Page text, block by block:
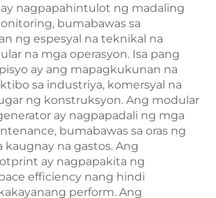
nagpapahintulot ng madaling
bumabawas sa
ng espesyal na teknikal na
na mga operasyon. Isa pang
ay ang mapagkukunan na
sa industriya, komersyal na
ng konstruksyon. Ang modular
ay nagpapadali ng mga
bumabawas sa oras ng
kaugnay na gastos. Ang
ay nagpapakita ng
efficiency nang hindi
perform. Ang